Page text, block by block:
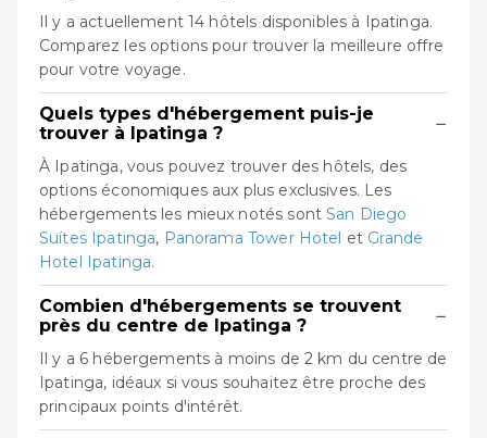
Il y a actuellement 14 hôtels disponibles à Ipatinga.
Comparez les options pour trouver la meilleure offre
pour votre voyage.
Quels types d'hébergement puis-je
trouver à Ipatinga ?
−
À Ipatinga, vous pouvez trouver des hôtels, des
options économiques aux plus exclusives. Les
hébergements les mieux notés sontSan Diego
Suítes Ipatinga, Panorama Tower Hotel et Grande
Hotel Ipatinga.
Combien d'hébergements se trouvent
près du centre de Ipatinga ?
−
Il y a 6 hébergements à moins de 2 km du centre de
Ipatinga, idéaux si vous souhaitez être proche des
principaux points d'intérêt.